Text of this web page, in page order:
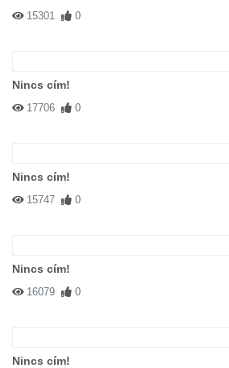
15301 0
Nincs cím!
17706 0
Nincs cím!
15747 0
Nincs cím!
16079 0
Nincs cím!